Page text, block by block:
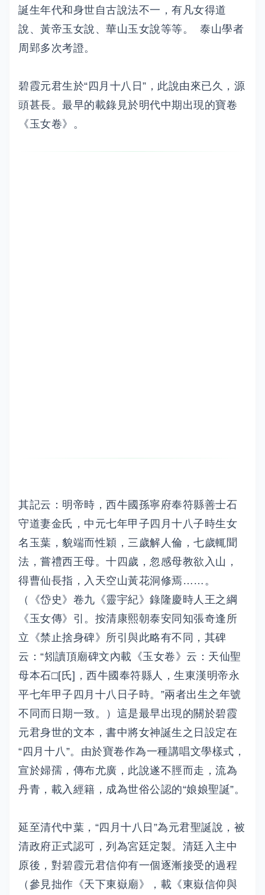
誕生年代和身世自古說法不一，有凡女得道
說、黃帝玉女說、華山玉女說等等。 泰山學者
周郢多次考證。
碧霞元君生於“四月十八日”，此說由來已久，源
頭甚長。最早的載錄見於明代中期出現的寶卷
《玉女卷》。
其記云：明帝時，西牛國孫寧府奉符縣善士石
守道妻金氏，中元七年甲子四月十八子時生女
名玉葉，貌端而性穎，三歲解人倫，七歲輒聞
法，嘗禮西王母。十四歲，忽感母教欲入山，
得曹仙長指，入天空山黃花洞修焉……。
（《岱史》卷九《靈宇紀》錄隆慶時人王之綱
《玉女傳》引。按清康熙朝泰安同知張奇逢所
立《禁止捨身碑》所引與此略有不同，其碑
云：“矧讀頂廟碑文內載《玉女卷》云：天仙聖
母本石□[氏]，西牛國奉符縣人，生東漢明帝永
平七年甲子四月十八日子時。”兩者出生之年號
不同而日期一致。）這是最早出現的關於碧霞
元君身世的文本，書中將女神誕生之日設定在
“四月十八”。由於寶卷作為一種講唱文學樣式，
宣於婦孺，傳布尤廣，此說遂不脛而走，流為
丹青，載入經籍，成為世俗公認的“娘娘聖誕”。
延至清代中葉，“四月十八日”為元君聖誕說，被
清政府正式認可，列為宮廷定製。清廷入主中
原後，對碧霞元君信仰有一個逐漸接受的過程
（參見拙作《天下東嶽廟》，載《東嶽信仰與